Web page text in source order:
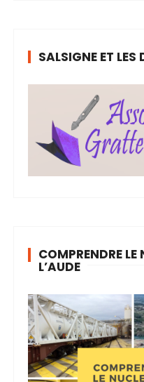
SALSIGNE ET LES
COMPRENDRE LE
L’AUDE